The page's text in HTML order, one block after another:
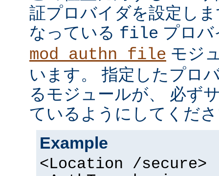
証プロバイダを設定し
なっている file プロ
mod_authn_file モジ
います。 指定したプロ
るモジュールが、 必ず
ているようにしてくだ
Example
<Location /secure>